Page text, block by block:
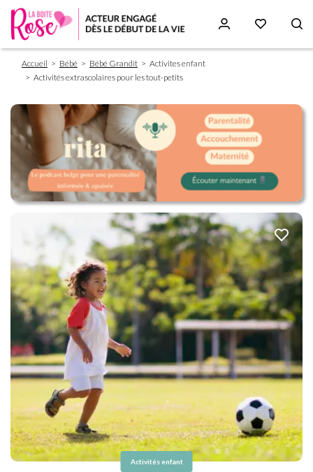
Fil
d'Ariane
Accueil Bébé Bébé Grandit
Activites enfant
Activités extrascolaires pour les tout-petits
Activités enfant